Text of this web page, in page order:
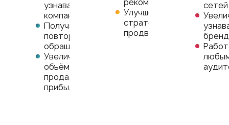
узнаваемость
компании
Получайте
повторные
обращения
Увеличивайте
объём
продаж и
прибыль
Улучшение
стратегии
продвижения
сетей